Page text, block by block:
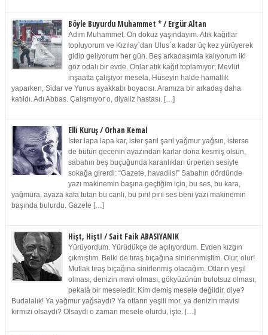
Böyle Buyurdu Muhammet * / Ergür Altan
Adım Muhammet. On dokuz yaşındayım. Atık kağıtlar
topluyorum ve Kızılay`dan Ulus`a kadar üç kez yürüyerek
gidip geliyorum her gün. Beş arkadaşımla kalıyorum iki
göz odalı bir evde. Onlar atık kağıt toplamıyor; Mevlüt
inşaatta çalışıyor mesela, Hüseyin halde hamallık
yaparken, Sidar ve Yunus ayakkabı boyacısı. Aramıza bir arkadaş daha
katıldı. Adı Abbas. Çalışmıyor o, diyaliz hastası. […]
Elli Kuruş / Orhan Kemal
İster lapa lapa kar, ister şarıl şarıl yağmur yağsın, isterse
de bütün gecenin ayazından karlar dona kesmiş olsun,
sabahın beş buçuğunda karanlıkları ürperten sesiyle
sokağa girerdi: “Gazete, havadiis!” Sabahın dördünde
yazı makinemin başına geçtiğim için, bu ses, bu kara,
yağmura, ayaza kafa tutan bu canlı, bu pırıl pırıl ses beni yazı makinemin
başında bulurdu. Gazete […]
Hişt, Hişt! / Sait Faik ABASIYANIK
Yürüyordum. Yürüdükçe de açılıyordum. Evden kızgın
çıkmıştım. Belki de tıraş bıçağına sinirlenmiştim. Olur, olur!
Mutlak tıraş bıçağına sinirlenmiş olacağım. Otların yeşil
olması, denizin mavi olması, gökyüzünün bulutsuz olması,
pekalâ bir meseledir. Kim demiş mesele değildir, diye?
Budalalık! Ya yağmur yağsaydı? Ya otların yeşili mor, ya denizin mavisi
kırmızı olsaydı? Olsaydı o zaman mesele olurdu, işte. […]